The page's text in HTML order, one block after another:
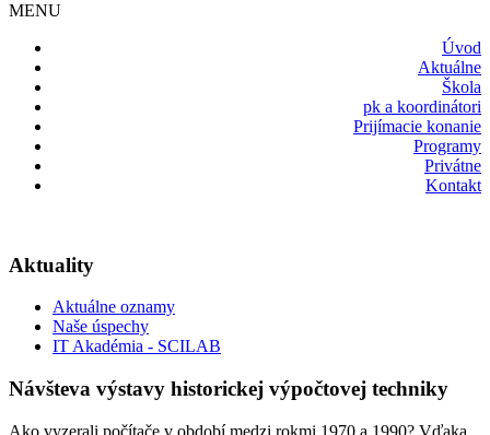
MENU
Úvod
Aktuálne
Škola
pk a koordinátori
Prijímacie konanie
Programy
Privátne
Kontakt
Aktuality
Aktuálne oznamy
Naše úspechy
IT Akadémia - SCILAB
Návšteva výstavy historickej výpočtovej techniky
Ako vyzerali počítače v období medzi rokmi 1970 a 1990? Vďaka